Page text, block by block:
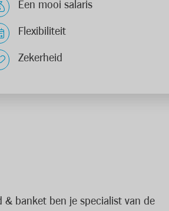
Een mooi salaris
Flexibiliteit
Zekerheid
& banket ben je specialist van de